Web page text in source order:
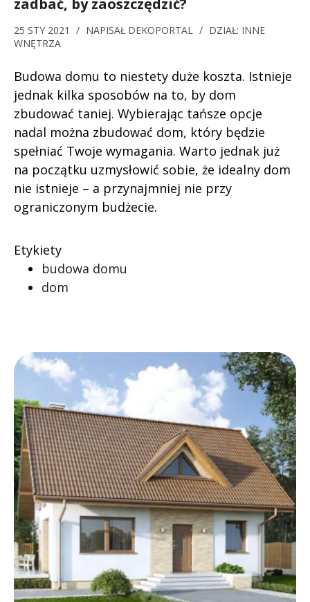
zadbać, by zaoszczędzić?
25 STY 2021 / NAPISAŁ DEKOPORTAL / DZIAŁ: INNE
WNĘTRZA
Budowa domu to niestety duże koszta. Istnieje
jednak kilka sposobów na to, by dom
zbudować taniej. Wybierając tańsze opcje
nadal można zbudować dom, który będzie
spełniać Twoje wymagania. Warto jednak już
na początku uzmysłowić sobie, że idealny dom
nie istnieje – a przynajmniej nie przy
ograniczonym budżecie.
Etykiety
budowa domu
dom